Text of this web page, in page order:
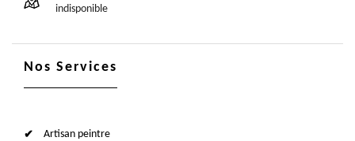
indisponible
Nos Services
Artisan peintre